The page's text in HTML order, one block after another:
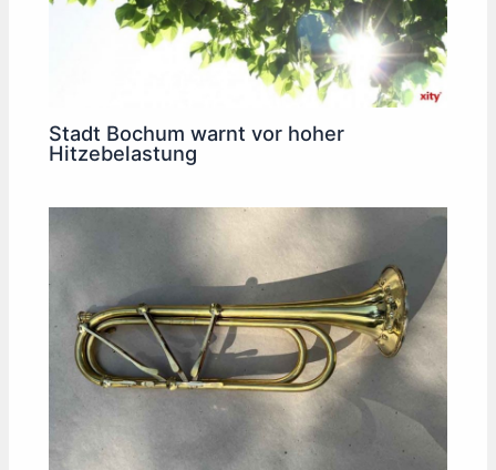
Stadt Bochum warnt vor hoher
Hitzebelastung